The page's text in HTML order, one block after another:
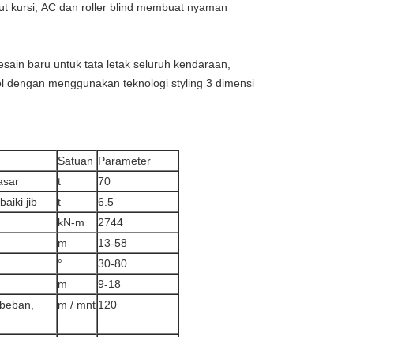
kursi; AC dan roller blind membuat nyaman
baru untuk tata letak seluruh kendaraan,
menggunakan teknologi styling 3 dimensi
Satuan Parameter
t
70
jib
t
6.5
kN-m
2744
m
13-58
°
30-80
m
9-18
m / mnt 120